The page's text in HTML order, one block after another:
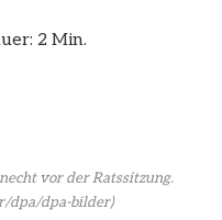
2 Min.
vor der Ratssitzung.
dpa/dpa-bilder)